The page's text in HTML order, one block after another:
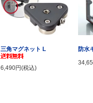
三角マグネット L
6,490円(税込)
防水